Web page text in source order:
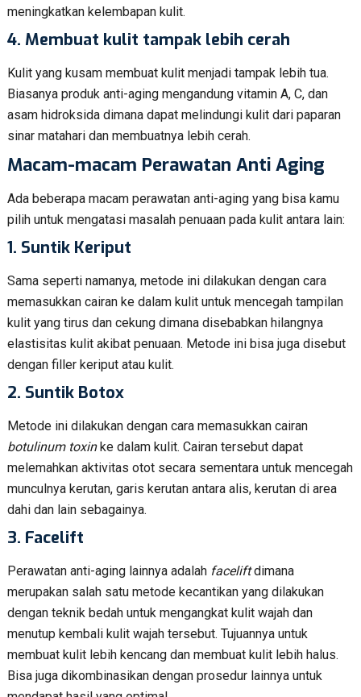
meningkatkan kelembapan kulit.
4. Membuat kulit tampak lebih cerah
Kulit yang kusam membuat kulit menjadi tampak lebih tua.
Biasanya produk anti-aging mengandung vitamin A, C, dan
asam hidroksida dimana dapat melindungi kulit dari paparan
sinar matahari dan membuatnya lebih cerah.
Macam-macam Perawatan Anti Aging
Ada beberapa macam perawatan anti-aging yang bisa kamu
pilih untuk mengatasi masalah penuaan pada kulit antara lain:
1. Suntik Keriput
Sama seperti namanya, metode ini dilakukan dengan cara
memasukkan cairan ke dalam kulit untuk mencegah tampilan
kulit yang tirus dan cekung dimana disebabkan hilangnya
elastisitas kulit akibat penuaan. Metode ini bisa juga disebut
dengan filler keriput atau kulit.
2. Suntik Botox
Metode ini dilakukan dengan cara memasukkan cairan
botulinum toxinke dalam kulit. Cairan tersebut dapat
melemahkan aktivitas otot secara sementara untuk mencegah
munculnya kerutan, garis kerutan antara alis, kerutan di area
dahi dan lain sebagainya.
3. Facelift
Perawatan anti-aging lainnya adalah faceliftdimana
merupakan salah satu metode kecantikan yang dilakukan
dengan teknik bedah untuk mengangkat kulit wajah dan
menutup kembali kulit wajah tersebut. Tujuannya untuk
membuat kulit lebih kencang dan membuat kulit lebih halus.
Bisa juga dikombinasikan dengan prosedur lainnya untuk